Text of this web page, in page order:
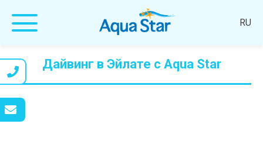
RU
Дайвинг в Эйлате с Aqua Star